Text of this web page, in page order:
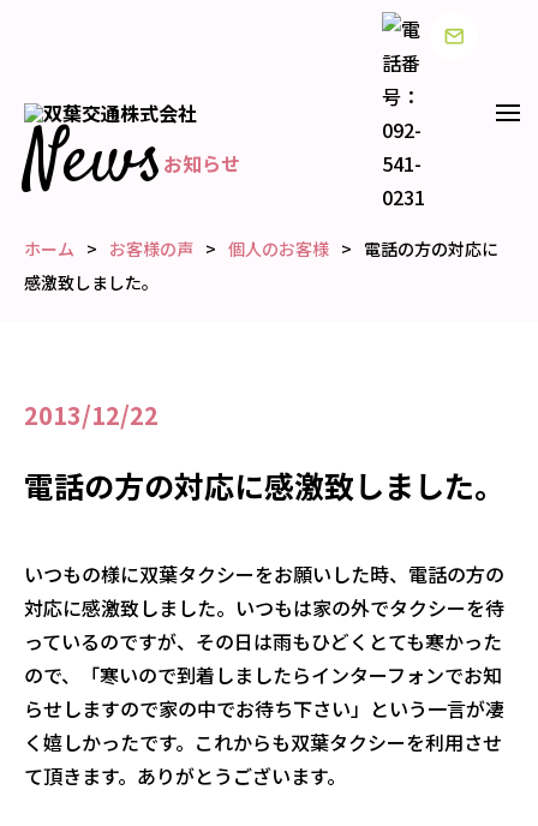
News お知らせ
ホーム お客様の声 個人のお客様
電話の方の対応に
感激致しました。
2013/12/22
電話の方の対応に感激致しました。
いつもの様に双葉タクシーをお願いした時、電話の方の
対応に感激致しました。いつもは家の外でタクシーを待
っているのですが、その日は雨もひどくとても寒かった
ので、「寒いので到着しましたらインターフォンでお知
らせしますので家の中でお待ち下さい」という一言が凄
く嬉しかったです。これからも双葉タクシーを利用させ
て頂きます。ありがとうございます。